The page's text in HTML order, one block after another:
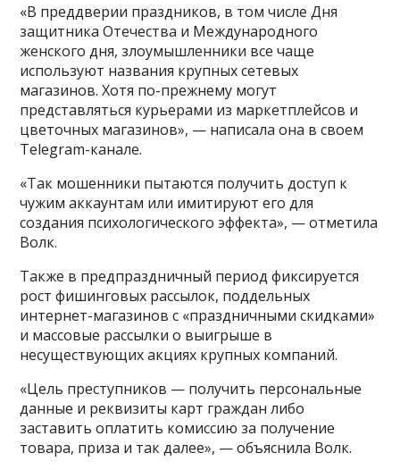
«В преддверии праздников, в том числе Дня
защитника Отечества и Международного
женского дня, злоумышленники все чаще
используют названия крупных сетевых
магазинов. Хотя по-прежнему могут
представляться курьерами из маркетплейсов и
цветочных магазинов», — написала она в своем
Telegram-канале.
«Так мошенники пытаются получить доступ к
чужим аккаунтам или имитируют его для
создания психологического эффекта», — отметила
Волк.
Также в предпраздничный период фиксируется
рост фишинговых рассылок, поддельных
интернет-магазинов с «праздничными скидками»
и массовые рассылки о выигрыше в
несуществующих акциях крупных компаний.
«Цель преступников — получить персональные
данные и реквизиты карт граждан либо
заставить оплатить комиссию за получение
товара, приза и так далее», — объяснила Волк.